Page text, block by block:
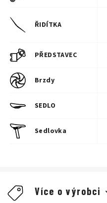
ŘIDÍTKA
PŘEDSTAVEC
Brzdy
SEDLO
Sedlovka
Více o výrobci